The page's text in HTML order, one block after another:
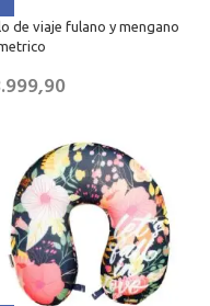
de viaje fulano y mengano